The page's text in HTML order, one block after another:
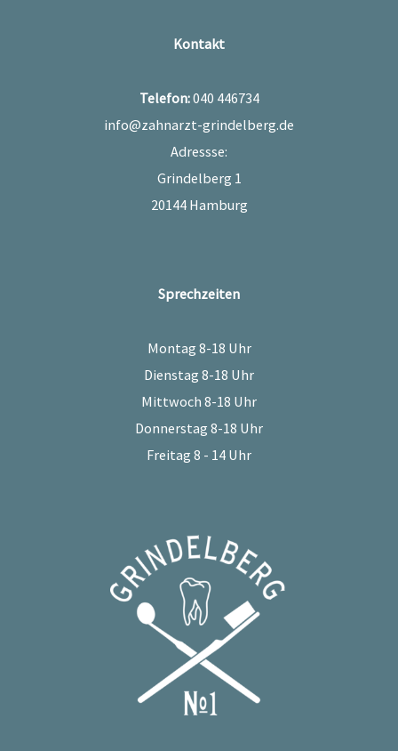
Kontakt
Telefon:040 446734
info@zahnarzt-grindelberg.de
Adressse:
Grindelberg 1
20144 Hamburg
Sprechzeiten
Montag 8-18 Uhr
Dienstag 8-18 Uhr
Mittwoch 8-18 Uhr
Donnerstag 8-18 Uhr
Freitag 8 - 14 Uhr